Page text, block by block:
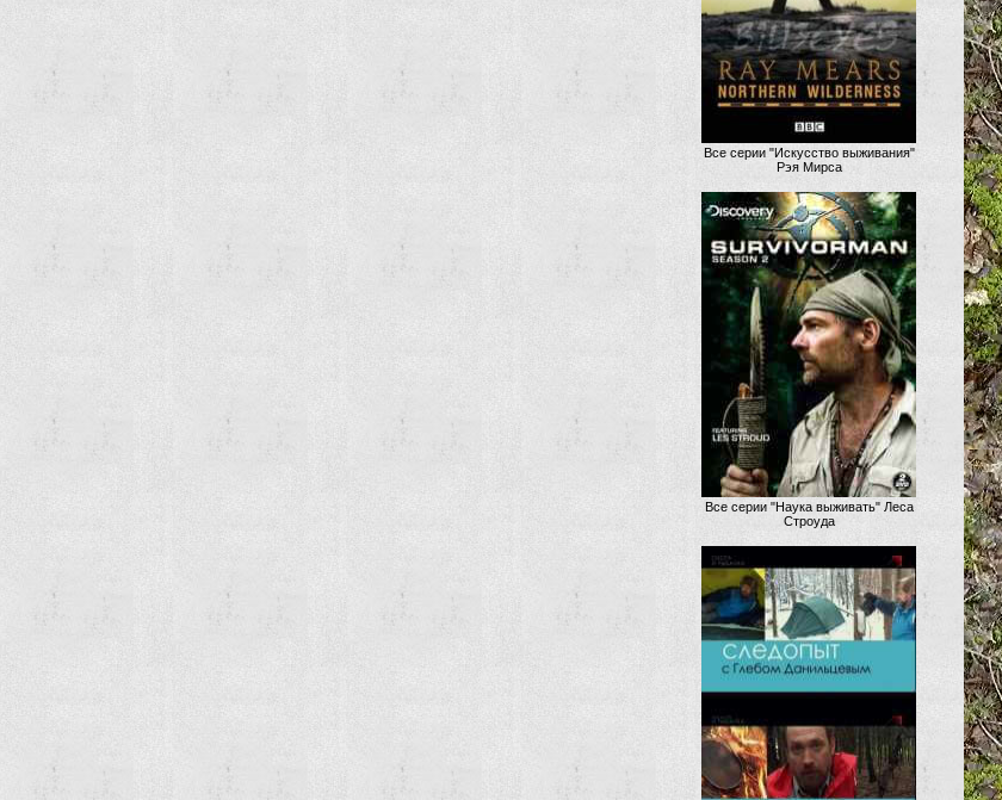
Все серии "Искусство выживания"
Рэя Мирса
Все серии "Наука выживать" Леса
Строуда